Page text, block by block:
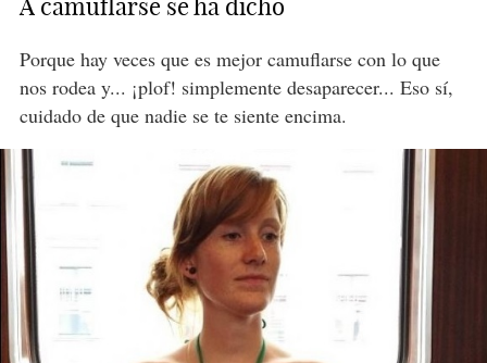
A camuflarse se ha dicho
Porque hay veces que es mejor camuflarse con lo que
nos rodea y... ¡plof! simplemente desaparecer... Eso sí,
cuidado de que nadie se te siente encima.